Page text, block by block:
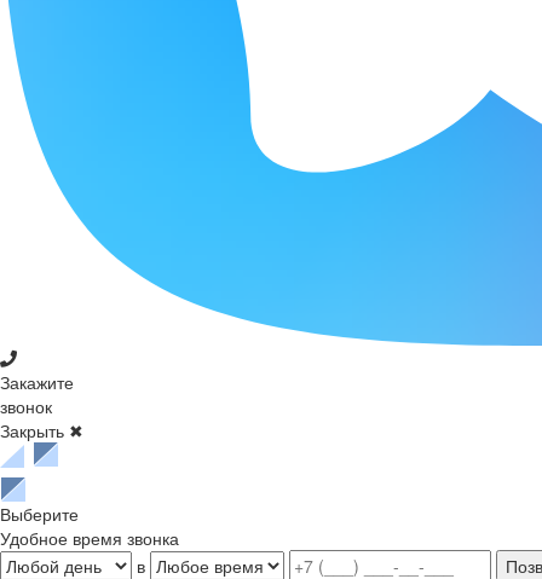
Закажите
звонок
Закрыть ✖
Выберите
Удобное время звонка
в